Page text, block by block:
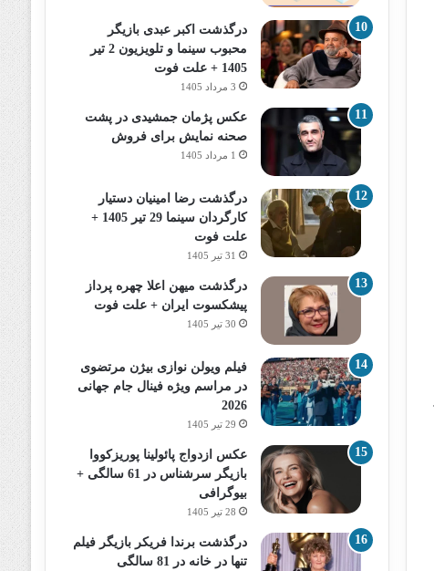
درگذشت اکبر عبدی بازیگر
محبوب سینما و تلویزیون 2 تیر
1405 + علت فوت
3 مرداد 1405
عکس پژمان جمشیدی در پشت
صحنه نمایش برای فروش
1 مرداد 1405
درگذشت رضا امینیان دستیار
کارگردان سینما 29 تیر 1405 +
علت فوت
31 تیر 1405
درگذشت میهن اعلا چهره پرداز
پیشکسوت ایران + علت فوت
30 تیر 1405
فیلم ویولن نوازی بیژن مرتضوی
در مراسم ویژه فینال جام جهانی
2026
29 تیر 1405
عکس ازدواج پائولینا پوریزکووا
بازیگر سرشناس در 61 سالگی +
بیوگرافی
28 تیر 1405
درگذشت برندا فریکر بازیگر فیلم
تنها در خانه در 81 سالگی